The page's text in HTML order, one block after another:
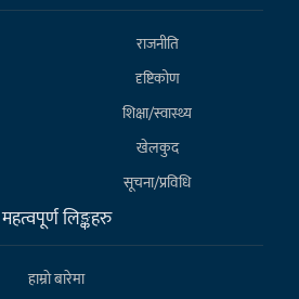
राजनीति
दृष्टिकोण
शिक्षा/स्वास्थ्य
खेलकुद
सूचना/प्रविधि
महत्वपूर्ण लिङ्कहरु
हाम्राे बारेमा